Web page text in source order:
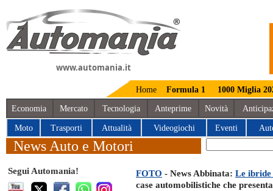
www.automania.it
Home Formula 1 1000 Miglia
Economia Mercato Tecnologia Anteprime Novità
Moto Trasporti Attualità Videogiochi Eventi
News Auto e Motori
Segui Automania! FOTO - News Abbinata: Le ibride
case automobilistiche che